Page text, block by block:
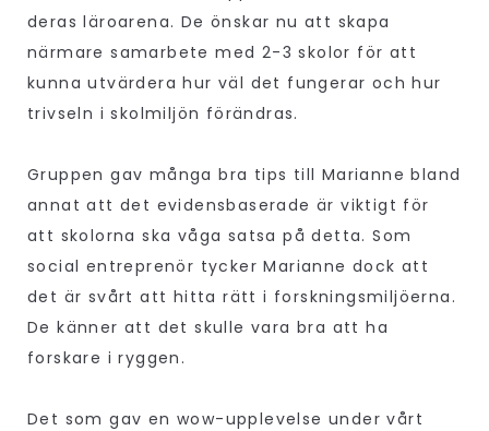
deras läroarena. De önskar nu att skapa
närmare samarbete med 2-3 skolor för att
kunna utvärdera hur väl det fungerar och hur
trivseln i skolmiljön förändras.
Gruppen gav många bra tips till Marianne bland
annat att det evidensbaserade är viktigt för
att skolorna ska våga satsa på detta. Som
social entreprenör tycker Marianne dock att
det är svårt att hitta rätt i forskningsmiljöerna.
De känner att det skulle vara bra att ha
forskare i ryggen.
Det som gav en wow-upplevelse under vårt